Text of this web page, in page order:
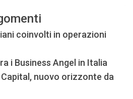
coinvolti in operazioni
i Business Angel in Italia
nuovo orizzonte da